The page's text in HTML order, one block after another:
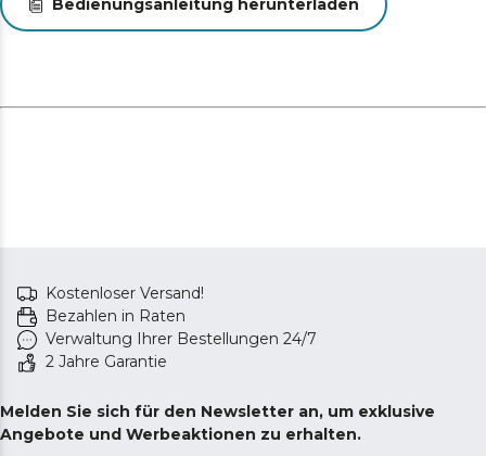
Das Bewässerungsgerät wird über USB aufgeladen, die
leicht befüllen als auch reinigen, dank eines
Bedienungsanleitung herunterladen
Kostenloser Versand!
Bezahlen in Raten
Verwaltung Ihrer Bestellungen 24/7
2 Jahre Garantie
Melden Sie sich für den Newsletter an, um exklusive
Angebote und Werbeaktionen zu erhalten.